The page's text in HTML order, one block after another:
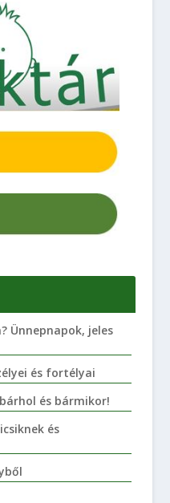
Ünnepnapok, jeles
és fortélyai
és bármikor!
és